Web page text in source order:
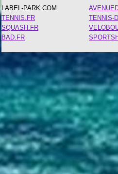
LABEL-PARK.COM
TENNIS.FR
SQUASH.FR
BAD.FR
TENNIS-